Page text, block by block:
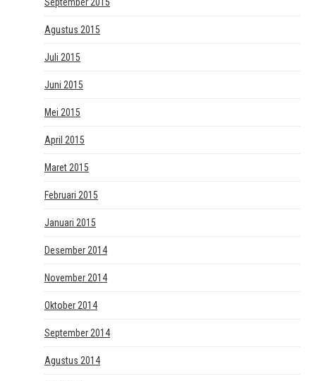
Agustus 2015
Juli 2015
Juni 2015
Mei 2015
April 2015
Maret 2015
Februari 2015
Januari 2015
Desember 2014
November 2014
Oktober 2014
September 2014
Agustus 2014